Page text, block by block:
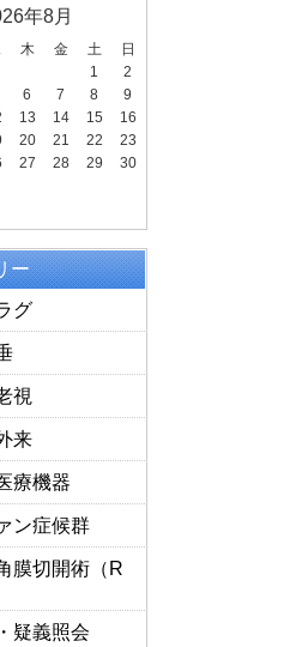
年8月
木 金 土 日
1
2
6 7 8
9
13 14 15
16
20 21 22
23
27 28 29
30
ー
グ
視
来
療機器
ン症候群
膜切開術（R
疑義照会